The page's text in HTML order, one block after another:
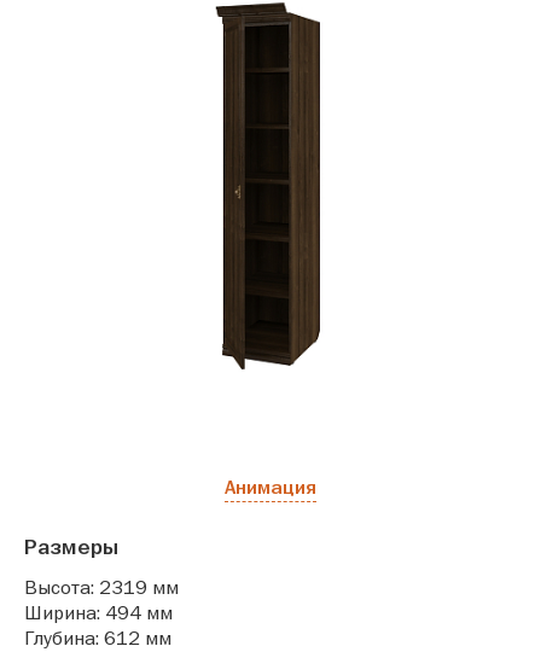
Анимация
Размеры
Высота: 2319 мм
Ширина: 494 мм
Глубина: 612 мм